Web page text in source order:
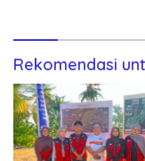
Rekomendasi